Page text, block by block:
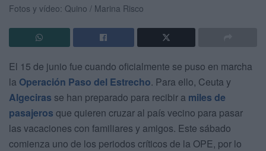
Fotos y vídeo: Quino / Marina Risco
El 15 de junio fue cuando oficialmente se puso en marcha
la Operación Paso del Estrecho. Para ello, Ceuta y
Algeciras se han preparado para recibir a miles de
pasajeros que quieren cruzar al país vecino para pasar
las vacaciones con familiares y amigos. Este sábado
comienza uno de los periodos críticos de la OPE, por lo